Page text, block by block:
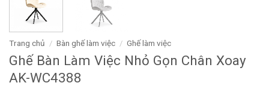
Trang chủ / Bàn ghế làm việc / Ghế làm việc
Ghế Bàn Làm Việc Nhỏ Gọn Chân Xoay
AK-WC4388